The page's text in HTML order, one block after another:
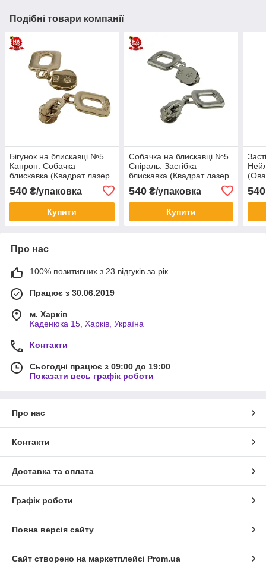
Подібні товари компанії
Бігунок на блискавці №5
Капрон. Собачка
блискавка (Квадрат лазер
540 ₴/упаковка
Купити
Собачка на блискавці №5
Спіраль. Застібка
блискавка (Квадрат лазер
540₴/упаковка
Купити
540
Про нас
100% позитивних з 23 відгуків за рік
Працює з 30.06.2019
м. Харків
Каденюка 15, Харків, Україна
Контакти
Сьогодні працює з 09:00 до 19:00
Показати весь графік роботи
Про нас
Контакти
Доставка та оплата
Графік роботи
Повна версія сайту
Сайт створено на маркетплейсі Prom.ua